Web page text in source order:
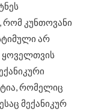
რომ კუნთოვანი
არ
ყოველთვის
რომელიც
მექანიკურ